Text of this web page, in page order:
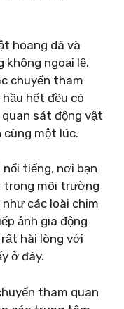
hoang dã và
không ngoại lệ.
chuyến tham
hết đều có
sát động vật
cùng một lúc.
tiếng, nơi bạn
trong môi trường
các loài chim
ảnh gia động
hài lòng với
ở đây.
tham quan